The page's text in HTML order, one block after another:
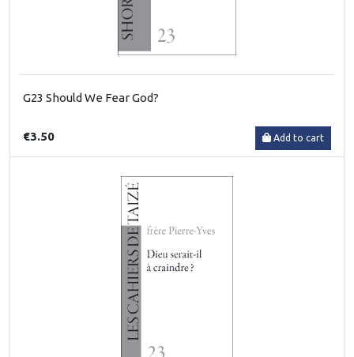
G23 Should We Fear God?
€3.50 Add to cart